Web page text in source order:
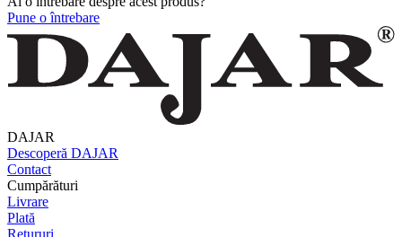
Pune o întrebare
DAJAR
Descoperă DAJAR
Contact
Cumpărături
Livrare
Plată
Retururi